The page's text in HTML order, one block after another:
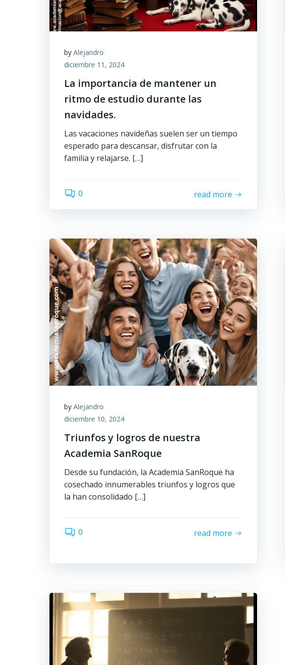
by Alejandro
diciembre 11, 2024
La importancia de mantener un
ritmo de estudio durante las
navidades.
Las vacaciones navideñas suelen ser un tiempo
esperado para descansar, disfrutar con la
familia y relajarse. […]
0 read more
by Alejandro
diciembre 10, 2024
Triunfos y logros de nuestra
Academia SanRoque
Desde su fundación, la Academia SanRoque ha
cosechado innumerables triunfos y logros que
la han consolidado […]
0 read more